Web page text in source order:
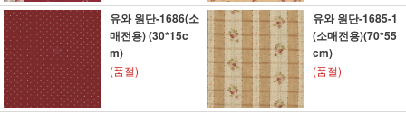
유와 원단-1686(소
매전용) (30*15c
m)
(품절)
유와 원단-1685-1
(소매전용)(70*55
cm)
(품절)